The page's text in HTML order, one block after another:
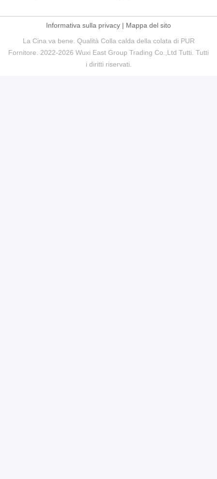
Informativa sulla privacy | Mappa del sito
La Cina va bene. Qualità Colla calda della colata di PUR
Fornitore. 2022-2026 Wuxi East Group Trading Co.,Ltd Tutti. Tutti
i diritti riservati.